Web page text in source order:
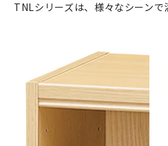
TNLシリーズは、様々なシーンで